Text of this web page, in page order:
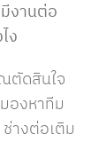
งานต่อ
ง
ตัดสินใจ
องหาทีม
างต่อเติม